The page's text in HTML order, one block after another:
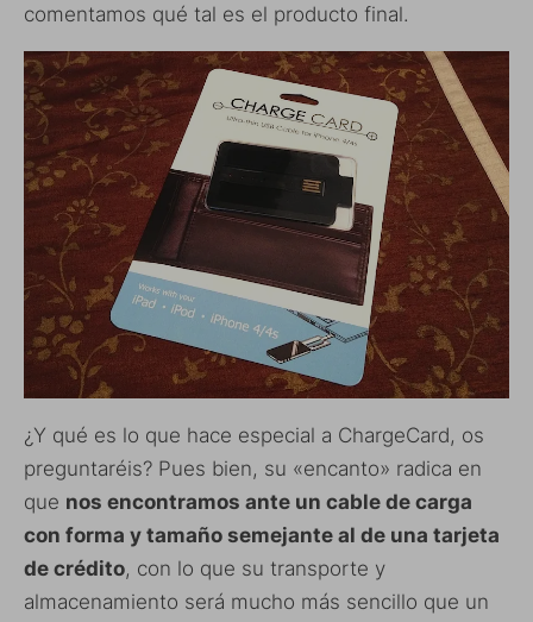
comentamos qué tal es el producto final.
¿Y qué es lo que hace especial a ChargeCard, os
preguntaréis? Pues bien, su «encanto» radica en
que nos encontramos ante un cable de carga
con forma y tamaño semejante al de una tarjeta
de crédito, con lo que su transporte y
almacenamiento será mucho más sencillo que un